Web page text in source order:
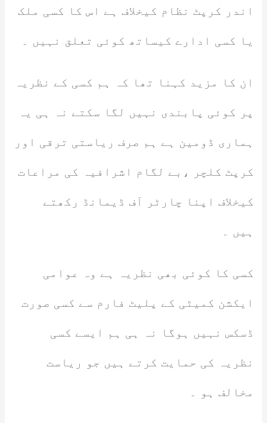
اندر کرپٹ نظام کیخلاف ہے اس کا کسی ملک
یا کسی ادارے کیساتھ کوئی تعلق نہیں ۔
ان کا مزید کہنا تھا کہ ہم کسی کے نظریہ
پر کوئی پابندی نہیں لگا سکتے نہ ہی یہ
ہماری ڈومین ہے ہم صرف ریاستی ترقی اور
کرپٹ کلچر ،بے لگام اشرافیہ کی مراعات
کیخلاف اپنا چارٹر آف ڈیمانڈ رکھتے
ہیں ۔
کسی کا کوئی بھی نظریہ ہے وہ عوامی
ایکشن کمیٹی کے پلیٹ فارم سے کسی صورت
ڈسکس نہیں ہوگا نہ ہی ہم ایسے کسی
نظریہ کی حمایت کرتے ہیں جو ریاست
مخالف ہو ۔